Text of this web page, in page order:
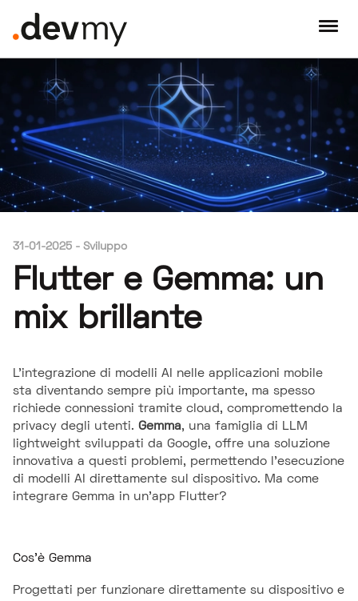
31-01-2025 - Sviluppo
Flutter e Gemma: un
mix brillante
L'integrazione di modelli AI nelle applicazioni mobile
sta diventando sempre più importante, ma spesso
richiede connessioni tramite cloud, compromettendo la
privacy degli utenti. Gemma, una famiglia di LLM
lightweight sviluppati da Google, offre una soluzione
innovativa a questi problemi, permettendo l’esecuzione
di modelli AI direttamente sul dispositivo. Ma come
integrare Gemma in un'app Flutter?
Cos'è Gemma
Progettati per funzionare direttamente su dispositivo e